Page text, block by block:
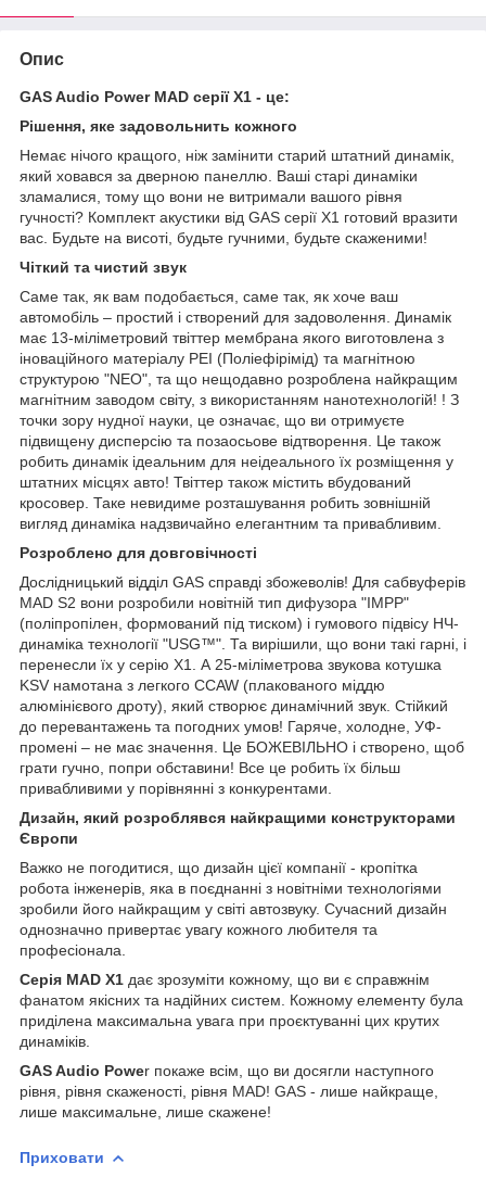
Опис
GAS Audio Power MAD серії Х1 - це:
Рішення, яке задовольнить кожного
Немає нічого кращого, ніж замінити старий штатний динамік,
який ховався за дверною панеллю. Ваші старі динаміки
зламалися, тому що вони не витримали вашого рівня
гучності? Комплект акустики від GAS серії Х1 готовий вразити
вас. Будьте на висоті, будьте гучними, будьте скаженими!
Чіткий та чистий звук
Саме так, як вам подобається, саме так, як хоче ваш
автомобіль – простий і створений для задоволення. Динамік
має 13-міліметровий твіттер мембрана якого виготовлена з
іноваційного матеріалу PEI (Поліефірімід) та магнітною
структурою "NEO", та що нещодавно розроблена найкращим
магнітним заводом світу, з використанням нанотехнологій! ! З
точки зору нудної науки, це означає, що ви отримуєте
підвищену дисперсію та позаосьове відтворення. Це також
робить динамік ідеальним для неідеального їх розміщення у
штатних місцях авто! Твіттер також містить вбудований
кросовер. Таке невидиме розташування робить зовнішній
вигляд динаміка надзвичайно елегантним та привабливим.
Розроблено для довговічності
Дослідницький відділ GAS справді збожеволів! Для сабвуферів
MAD S2 вони розробили новітній тип дифузора "IMPP"
(поліпропілен, формований під тиском) і гумового підвісу НЧ-
динаміка технології "USG™". Та вирішили, що вони такі гарні, і
перенесли їх у серію X1. А 25-міліметрова звукова котушка
KSV намотана з легкого CCAW (плакованого міддю
алюмінієвого дроту), який створює динамічний звук. Стійкий
до перевантажень та погодних умов! Гаряче, холодне, УФ-
промені – не має значення. Це БОЖЕВІЛЬНО і створено, щоб
грати гучно, попри обставини! Все це робить їх більш
привабливими у порівнянні з конкурентами.
Дизайн, який розроблявся найкращими конструкторами
Європи
Важко не погодитися, що дизайн цієї компанії - кропітка
робота інженерів, яка в поєднанні з новітніми технологіями
зробили його найкращим у світі автозвуку. Сучасний дизайн
однозначно привертає увагу кожного любителя та
професіонала.
Серія MAD X1 дає зрозуміти кожному, що ви є справжнім
фанатом якісних та надійних систем. Кожному елементу була
приділена максимальна увага при проєктуванні цих крутих
динаміків.
GAS Audio Power покаже всім, що ви досягли наступного
рівня, рівня скаженості, рівня MAD! GAS - лише найкраще,
лише максимальне, лише скажене!
Приховати